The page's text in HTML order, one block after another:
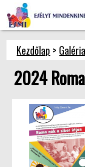
Kezdőlap > Galéria
2024